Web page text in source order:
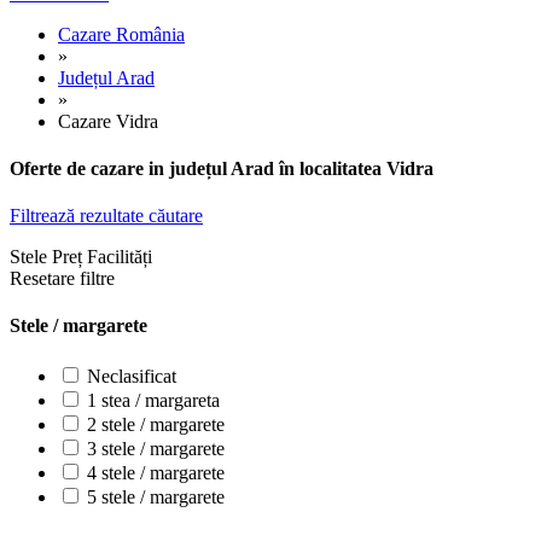
Cazare România
»
Județul Arad
»
Cazare Vidra
Oferte de cazare in județul Arad în localitatea Vidra
Filtrează rezultate căutare
Stele Preț Facilități
Resetare filtre
Stele / margarete
Neclasificat
1 stea / margareta
2 stele / margarete
3 stele / margarete
4 stele / margarete
5 stele / margarete